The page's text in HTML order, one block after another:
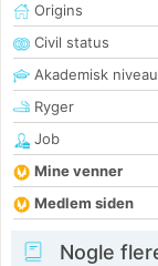
Origins
Civil status
Akademisk niveau
Ryger
Job
Mine venner
Medlem siden
Nogle